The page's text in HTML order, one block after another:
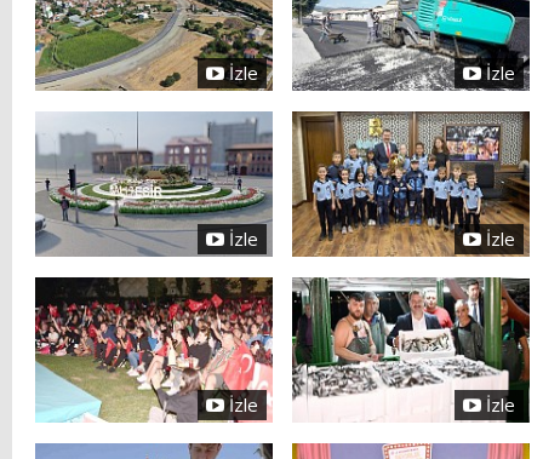
İzle İzle
İzle İzle
İzle İzle